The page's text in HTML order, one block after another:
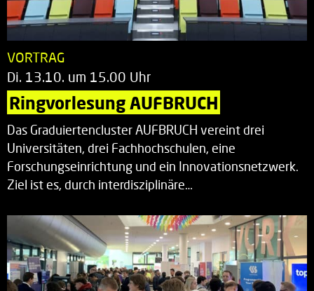
VORTRAG
Di. 13.10. um 15.00 Uhr
Ringvorlesung AUFBRUCH
Das Graduiertencluster AUFBRUCH vereint drei
Universitäten, drei Fachhochschulen, eine
Forschungseinrichtung und ein Innovationsnetzwerk.
Ziel ist es, durch interdisziplinäre…